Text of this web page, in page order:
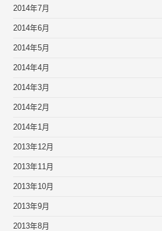
2014年7月
2014年6月
2014年5月
2014年4月
2014年3月
2014年2月
2014年1月
2013年12月
2013年11月
2013年10月
2013年9月
2013年8月